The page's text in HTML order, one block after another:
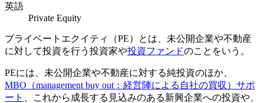
英語
Private Equity
プライベートエクイティ（PE）とは、未公開企業や不動産
に対して投資を行う投資家や投資ファンドのことをいう。
PEには、未公開企業や不動産に対する純投資のほか、
MBO（management buy out：経営陣による自社の買収）サポ
ート
、これから成長する見込みのある新興企業への投資や、